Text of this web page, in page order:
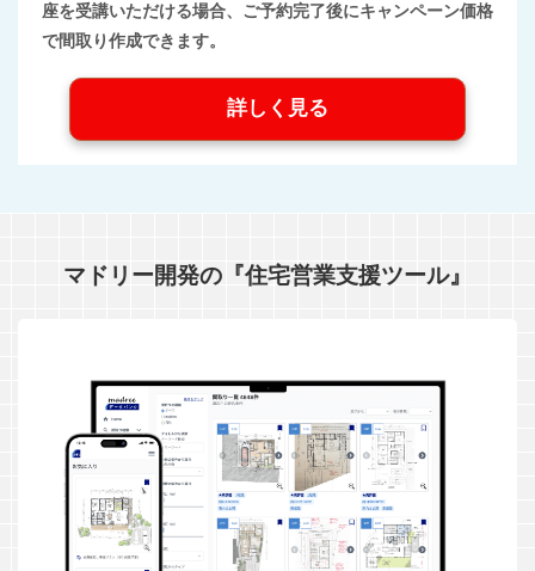
座を受講いただける場合、ご予約完了後にキャンペーン価格
で間取り作成できます。
詳しく見る
マドリー開発の『住宅営業支援ツール』